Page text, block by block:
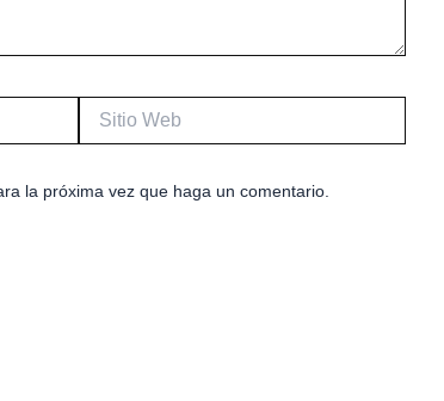
Web
la próxima vez que haga un comentario.